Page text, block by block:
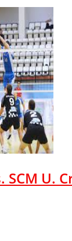
SCM U.